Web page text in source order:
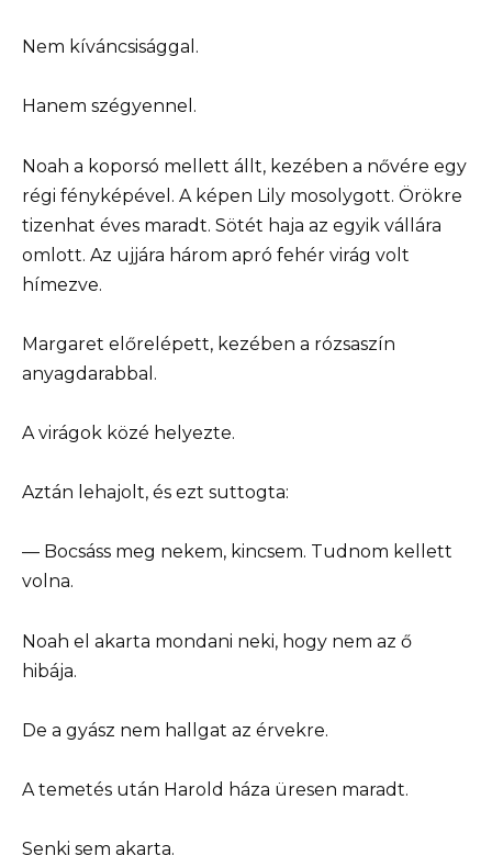
Nem kíváncsisággal.
Hanem szégyennel.
Noah a koporsó mellett állt, kezében a nővére egy
régi fényképével. A képen Lily mosolygott. Örökre
tizenhat éves maradt. Sötét haja az egyik vállára
omlott. Az ujjára három apró fehér virág volt
hímezve.
Margaret előrelépett, kezében a rózsaszín
anyagdarabbal.
A virágok közé helyezte.
Aztán lehajolt, és ezt suttogta:
— Bocsáss meg nekem, kincsem. Tudnom kellett
volna.
Noah el akarta mondani neki, hogy nem az ő
hibája.
De a gyász nem hallgat az érvekre.
A temetés után Harold háza üresen maradt.
Senki sem akarta.